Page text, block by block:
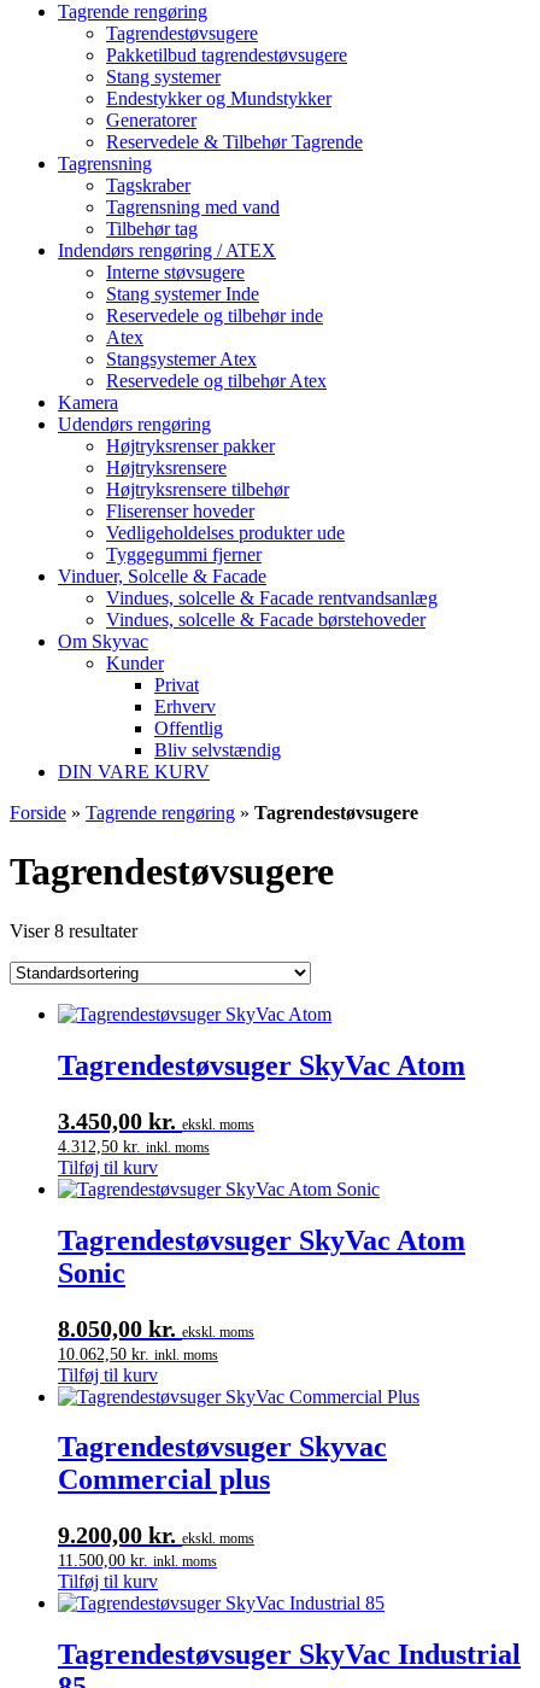
Tagrende rengøring
Tagrendestøvsugere
Pakketilbud tagrendestøvsugere
Stang systemer
Endestykker og Mundstykker
Generatorer
Reservedele & Tilbehør Tagrende
Tagrensning
Tagskraber
Tagrensning med vand
Tilbehør tag
Indendørs rengøring / ATEX
Interne støvsugere
Stang systemer Inde
Reservedele og tilbehør inde
Atex
Stangsystemer Atex
Reservedele og tilbehør Atex
Kamera
Udendørs rengøring
Højtryksrenser pakker
Højtryksrensere
Højtryksrensere tilbehør
Fliserenser hoveder
Vedligeholdelses produkter ude
Tyggegummi fjerner
Vinduer, Solcelle & Facade
Vindues, solcelle & Facade rentvandsanlæg
Vindues, solcelle & Facade børstehoveder
Om Skyvac
Kunder
Privat
Erhverv
Offentlig
Bliv selvstændig
DIN VARE KURV
Forside » Tagrende rengøring » Tagrendestøvsugere
Tagrendestøvsugere
Viser 8 resultater
Tagrendestøvsuger SkyVac Atom
3.450,00 kr. ekskl. moms
4.312,50 kr. inkl. moms
Tilføj til kurv
Tagrendestøvsuger SkyVac Atom
Sonic
8.050,00 kr. ekskl. moms
10.062,50 kr. inkl. moms
Tilføj til kurv
Tagrendestøvsuger Skyvac
Commercial plus
9.200,00 kr. ekskl. moms
11.500,00 kr. inkl. moms
Tilføj til kurv
Tagrendestøvsuger SkyVac Industrial